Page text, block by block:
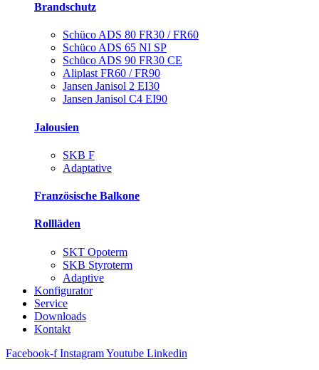
Brandschutz
Schüco ADS 80 FR30 / FR60
Schüco ADS 65 NI SP
Schüco ADS 90 FR30 CE
Aliplast FR60 / FR90
Jansen Janisol 2 EI30
Jansen Janisol C4 EI90
Jalousien
SKB F
Adaptative
Französische Balkone
Rollläden
SKT Opoterm
SKB Styroterm
Adaptive
Konfigurator
Service
Downloads
Kontakt
Facebook-f InstagramYoutube Linkedin